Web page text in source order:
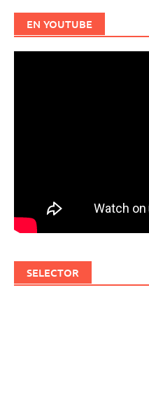
EN YOUTUBE
SELECTOR